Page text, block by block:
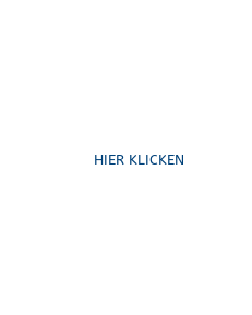
HIER KLICKEN